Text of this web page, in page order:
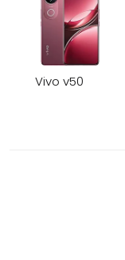
Vivo v50